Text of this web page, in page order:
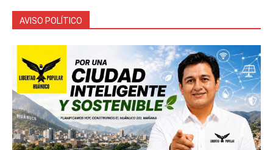
AVISO POLÍTICO